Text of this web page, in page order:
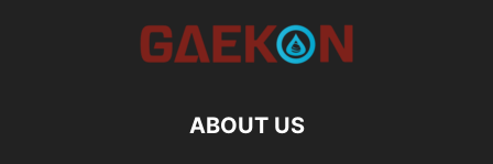
ABOUT US